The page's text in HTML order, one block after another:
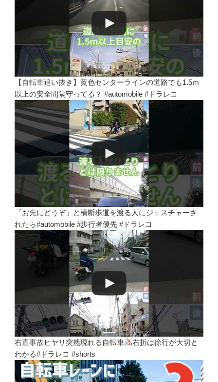
【自転車追い抜き】黄色センターラインの道路でも1.5ｍ
以上の安全間隔守ってる？ #automobile #ドラレコ
「お先にどうぞ」と横断歩道を渡る人にジェスチャーさ
れたら#automobile #歩行者優先 #ドラレコ
右直事故ヒヤリ突然現れる自転車
右折は徐行が大切と
わかる#ドラレコ #shorts